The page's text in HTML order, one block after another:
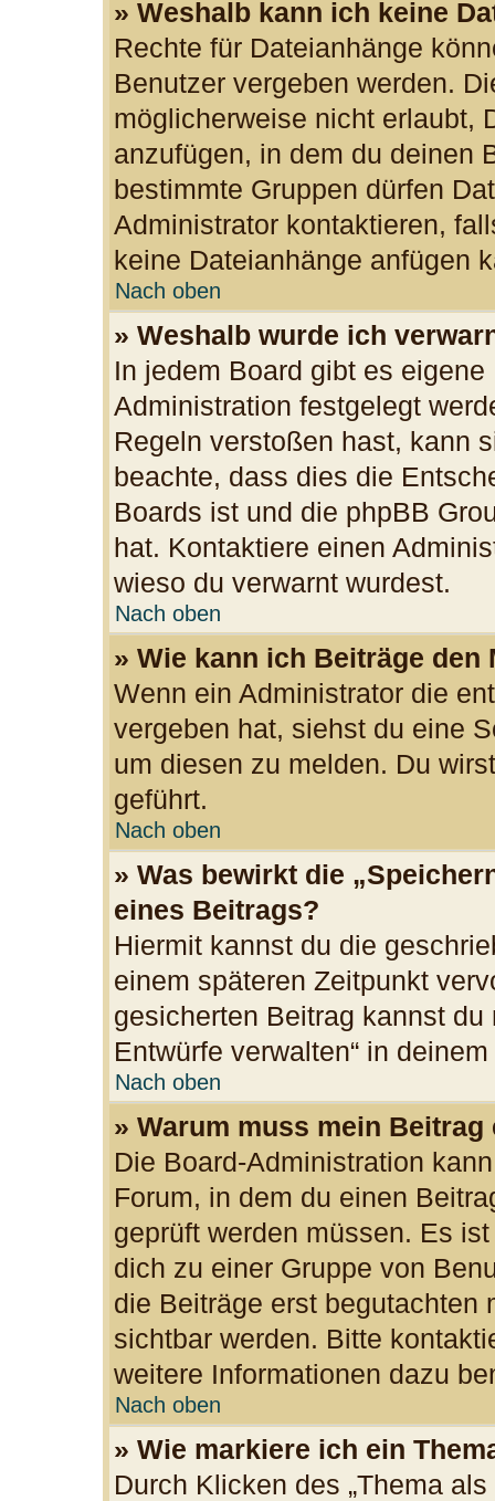
» Weshalb kann ich keine
Rechte für Dateianhänge
Benutzer vergeben werden.
möglicherweise nicht erlaubt,
anzufügen, in dem du deinen
bestimmte Gruppen dürfen
Administrator kontaktieren,
keine Dateianhänge anfügen
Nach oben
» Weshalb wurde ich
In jedem Board gibt es
Administration festgelegt
Regeln verstoßen hast, kann
beachte, dass dies die
Boards ist und die phpBB
hat. Kontaktiere einen
wieso du verwarnt wurdest.
Nach oben
» Wie kann ich Beiträge den
Wenn ein Administrator die
vergeben hat, siehst du eine
um diesen zu melden. Du
geführt.
Nach oben
» Was bewirkt die
eines Beitrags?
Hiermit kannst du die
einem späteren Zeitpunkt
gesicherten Beitrag kannst du
Entwürfe verwalten“ in
Nach oben
» Warum muss mein
Die Board-Administration
Forum, in dem du einen
geprüft werden müssen. Es
dich zu einer Gruppe von
die Beiträge erst begutachten
sichtbar werden. Bitte
weitere Informationen dazu
Nach oben
» Wie markiere ich ein
Durch Klicken des „Thema